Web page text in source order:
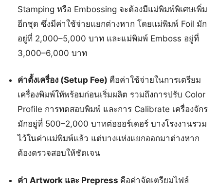
Stamping หรือ Embossing จะต้องมีแม่พิมพ์พิเศษเพิ่ม
อีกชุด ซึ่งมีค่าใช้จ่ายแยกต่างหาก โดยแม่พิมพ์ Foil มัก
อยู่ที่ 2,000–5,000 บาท และแม่พิมพ์ Emboss อยู่ที่
3,000–6,000 บาท
ค่าตั้งเครื่อง (Setup Fee) คือค่าใช้จ่ายในการเตรียม
เครื่องพิมพ์ให้พร้อมก่อนเริ่มผลิต รวมถึงการปรับ Color
Profile การทดสอบพิมพ์ และการ Calibrate เครื่องจักร
มักอยู่ที่ 500–2,000 บาทต่อออร์เดอร์ บางโรงงานรวม
ไว้ในค่าแม่พิมพ์แล้ว แต่บางแห่งแยกออกมาต่างหาก
ต้องตรวจสอบให้ชัดเจน
ค่า Artwork และ Prepress คือค่าจัดเตรียมไฟล์